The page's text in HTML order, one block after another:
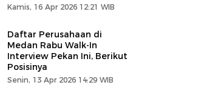
Kamis, 16 Apr 2026 12:21 WIB
Daftar Perusahaan di
Medan Rabu Walk-In
Interview Pekan Ini, Berikut
Posisinya
Senin, 13 Apr 2026 14:29 WIB